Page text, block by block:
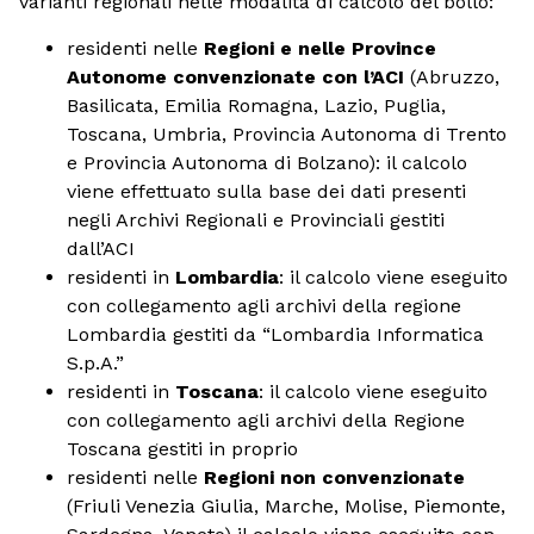
residenti nelle Regioni e nelle Province
Autonome convenzionate con l’ACI (Abruzzo,
Basilicata, Emilia Romagna, Lazio, Puglia,
Toscana, Umbria, Provincia Autonoma di Trento
e Provincia Autonoma di Bolzano): il calcolo
viene effettuato sulla base dei dati presenti
negli Archivi Regionali e Provinciali gestiti
dall’ACI
residenti in Lombardia: il calcolo viene eseguito
con collegamento agli archivi della regione
Lombardia gestiti da “Lombardia Informatica
S.p.A.”
residenti in Toscana: il calcolo viene eseguito
con collegamento agli archivi della Regione
Toscana gestiti in proprio
residenti nelle Regioni non convenzionate
(Friuli Venezia Giulia, Marche, Molise, Piemonte,